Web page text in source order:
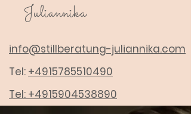
Juliannika
info@stillberatung-juliannika.com
Tel: +4915785510490
Tel: +4915904538890